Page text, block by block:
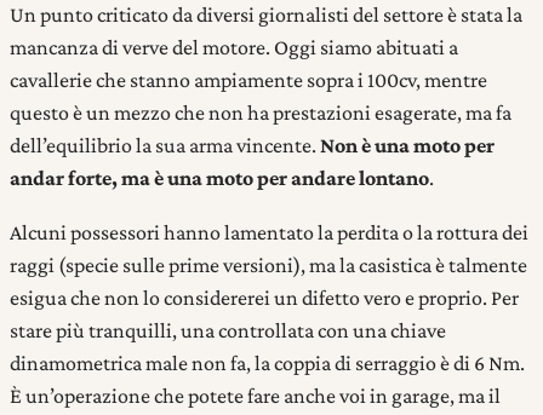
Un punto criticato da diversi giornalisti del settore è stata la
mancanza di verve del motore. Oggi siamo abituati a
cavallerie che stanno ampiamente sopra i 100cv, mentre
questo è un mezzo che non ha prestazioni esagerate, ma fa
dell’equilibrio la sua arma vincente. Non è una moto per
andar forte, ma è una moto per andare lontano.
Alcuni possessori hanno lamentato la perdita o la rottura dei
raggi (specie sulle prime versioni), ma la casistica è talmente
esigua che non lo considererei un difetto vero e proprio. Per
stare più tranquilli, una controllata con una chiave
dinamometrica male non fa, la coppia di serraggio è di 6 Nm.
È un’operazione che potete fare anche voi in garage, ma il